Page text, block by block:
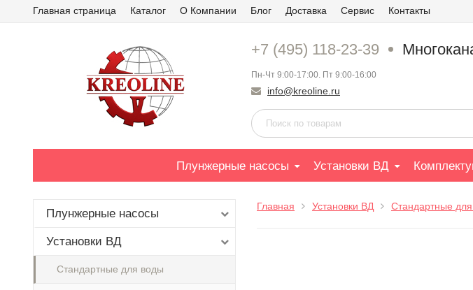
Главная страница Каталог О Компании Блог Доставка Сервис Контакты
+7 (495) 118-23-39
Пн-Чт 9:00-17:00. Пт 9:00-16:00
info@kreoline.ru
Плунжерные насосы Установки ВД
Плунжерные насосы
Установки ВД
Стандартные для воды
Главная Установки ВД Стандартные